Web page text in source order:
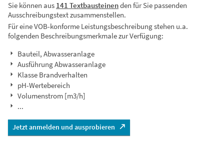
Sie können aus 141 Textbausteinenden für Sie passenden
Ausschreibungstext zusammenstellen.
Für eine VOB-konforme Leistungsbeschreibung stehen u.a.
folgenden Beschreibungsmerkmale zur Verfügung:
Bauteil, Abwasseranlage
Ausführung Abwasseranlage
Klasse Brandverhalten
pH-Wertebereich
Volumenstrom [m3/h]
...
Jetzt anmelden und ausprobieren